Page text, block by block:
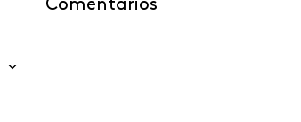
Comentarios